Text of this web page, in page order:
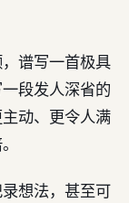
谱写一首极具
段发人深省的
动、更令人满
想法，甚至可